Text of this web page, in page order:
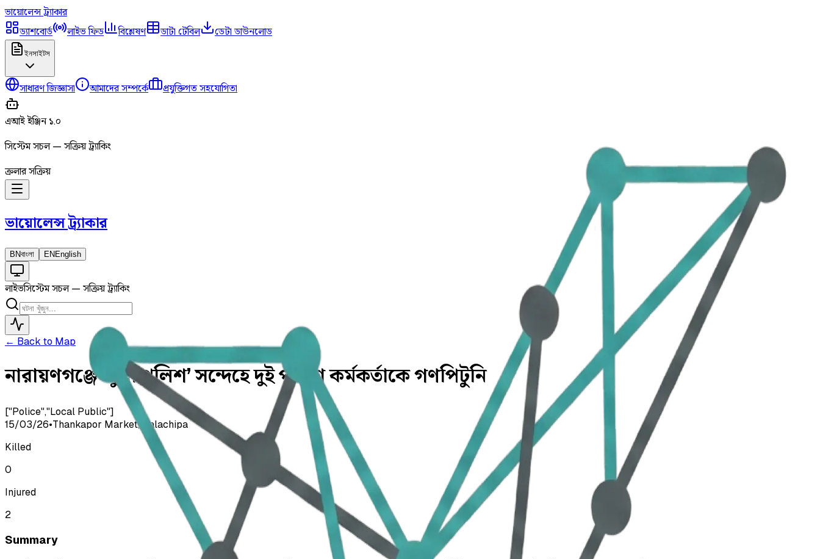
ভায়োলেন্সট্র্যাকার
ড্যাশবোর্ড
লাইভ ফিড বিশ্লেষণ ডাটা টেবিল ডেটা ডাউনলোড
ইনসাইটস
সাধারণ জিজ্ঞাসা আমাদের সম্পর্কে প্রযুক্তিগত সহযোগিতা
এআই ইঞ্জিন ১.০
সিস্টেম সচল — সক্রিয় ট্র্যাকিং
ক্রলার সক্রিয়
ভায়োলেন্সট্র্যাকার
BNবাংলা EN English
লাইভসিস্টেম সচল — সক্রিয় ট্র্যাকিং
← Back to Map
নারায়ণগঞ্জে ‘ভুয়া পুলিশ’ সন্দেহে দুই পুলিশ কর্মকর্তাকে গণপিটুনি
["Police","Local Public"]
15/03/26•Thankapor Market, Galachipa
Killed
0
Injured
2
Summary